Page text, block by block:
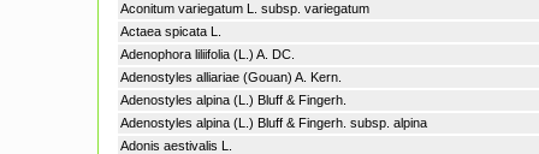
Aconitum variegatum L. subsp. variegatum
Actaea spicata L.
Adenophora liliifolia (L.) A. DC.
Adenostyles alliariae (Gouan) A. Kern.
Adenostyles alpina (L.) Bluff & Fingerh.
Adenostyles alpina (L.) Bluff & Fingerh. subsp. alpina
Adonis aestivalis L.